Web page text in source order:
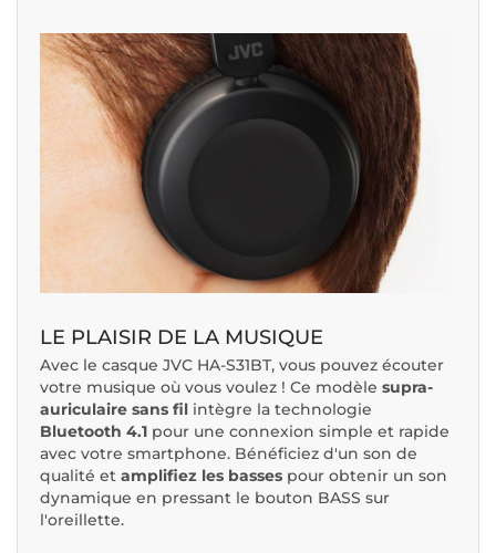
LE PLAISIR DE LA MUSIQUE
Avec le casque JVC HA-S31BT, vous pouvez écouter
votre musique où vous voulez ! Ce modèle supra-
auriculaire sans fil intègre la technologie
Bluetooth 4.1 pour une connexion simple et rapide
avec votre smartphone. Bénéficiez d'un son de
qualité et amplifiez les basses pour obtenir un son
dynamique en pressant le bouton BASS sur
l'oreillette.